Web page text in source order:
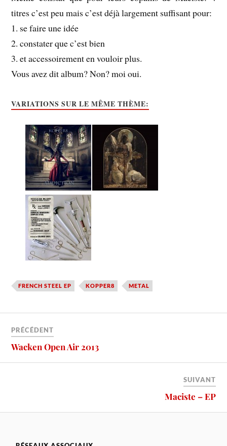
titres c’est peu mais c’est déjà largement suffisant pour:
1. se faire une idée
2. constater que c’est bien
3. et accessoirement en vouloir plus.
Vous avez dit album? Non? moi oui.
VARIATIONS SUR LE MÊME THÈME:
FRENCH STEEL EP KOPPER8 METAL
PRÉCÉDENT
Wacken Open Air 2013
SUIVANT
Maciste – EP